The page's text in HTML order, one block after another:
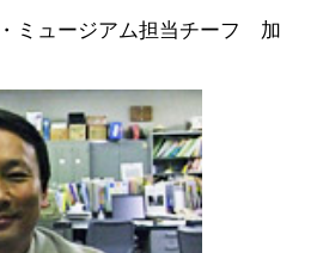
ミュージアム担当チーフ 加